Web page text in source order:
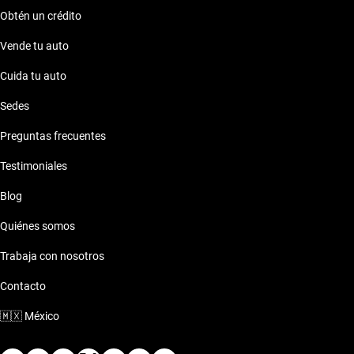
Obtén un crédito
Vende tu auto
Cuida tu auto
Sedes
Preguntas frecuentes
Testimoniales
Blog
Quiénes somos
Trabaja con nosotros
Contacto
🇲🇽 México